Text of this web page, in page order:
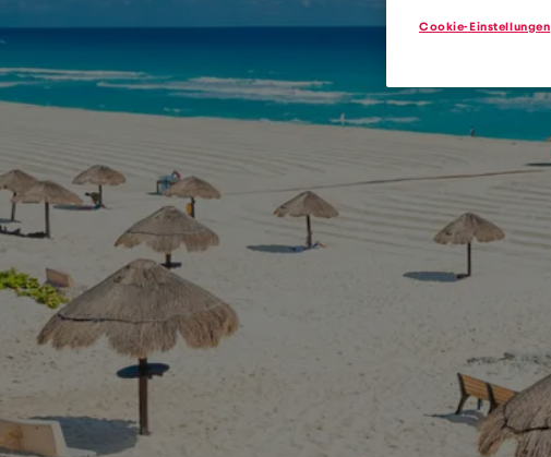
Cookie-Einstellungen